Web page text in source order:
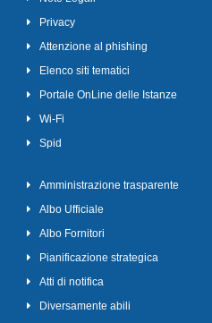
Privacy
Attenzione al phishing
Elenco siti tematici
Portale OnLine delle Istanze
Wi-Fi
Spid
Amministrazione trasparente
Albo Ufficiale
Albo Fornitori
Pianificazione strategica
Atti di notifica
Diversamente abili